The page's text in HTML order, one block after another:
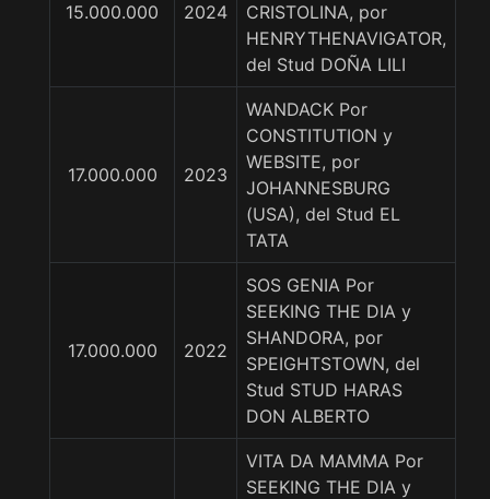
15.000.000 2024
CRISTOLINA, por
HENRYTHENAVIGATOR,
del Stud DOÑA LILI
17.000.000 2023
WANDACK Por
CONSTITUTION y
WEBSITE, por
JOHANNESBURG
(USA), del Stud EL
TATA
17.000.000 2022
SOS GENIA Por
SEEKING THE DIA y
SHANDORA, por
SPEIGHTSTOWN, del
Stud STUD HARAS
DON ALBERTO
VITA DA MAMMA Por
SEEKING THE DIA y